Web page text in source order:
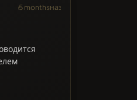
5 monthsназад